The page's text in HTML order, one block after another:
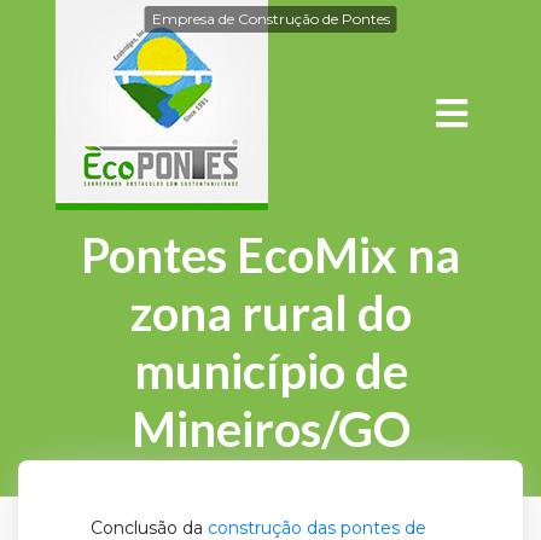
Empresa de Construção de Pontes
Pontes EcoMix na
zona rural do
município de
Mineiros/GO
Conclusão da construção das pontes de